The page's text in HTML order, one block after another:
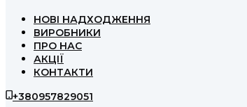
НОВІ НАДХОДЖЕННЯ
ВИРОБНИКИ
ПРО НАС
АКЦІЇ
КОНТАКТИ
+380957829051